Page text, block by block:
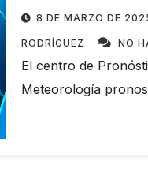
8 DE MARZO DE
RODRÍGUEZ NO
El centro de
Meteorología